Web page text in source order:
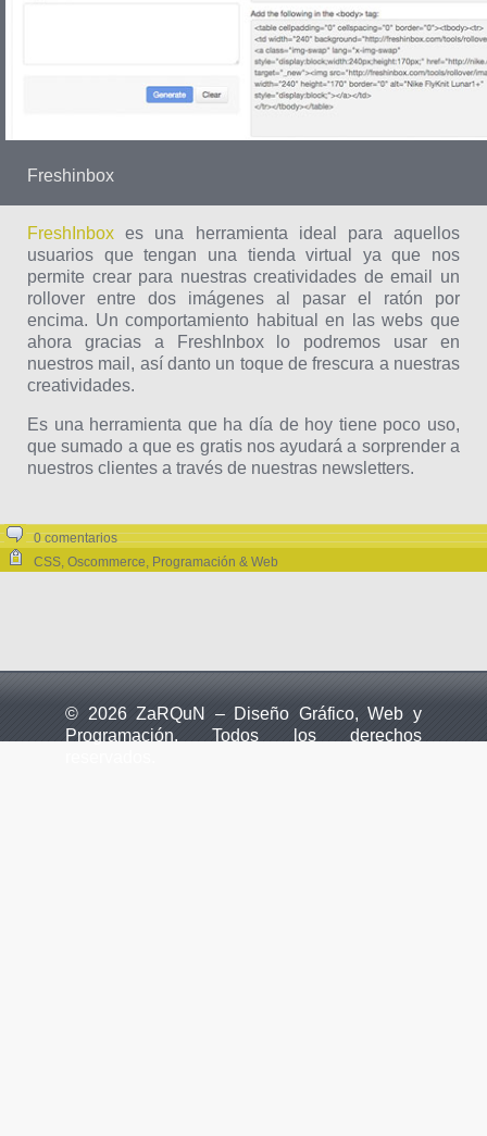
Freshinbox
FreshInbox es una herramienta ideal para aquellos
usuarios que tengan una tienda virtual ya que nos
permite crear para nuestras creatividades de email un
rollover entre dos imágenes al pasar el ratón por
encima. Un comportamiento habitual en las webs que
ahora gracias a FreshInbox lo podremos usar en
nuestros mail, así danto un toque de frescura a nuestras
creatividades.
Es una herramienta que ha día de hoy tiene poco uso,
que sumado a que es gratis nos ayudará a sorprender a
nuestros clientes a través de nuestras newsletters.
0 comentarios
CSS, Oscommerce, Programación & Web
© 2026 ZaRQuN – Diseño Gráfico, Web y
Programación. Todos los derechos